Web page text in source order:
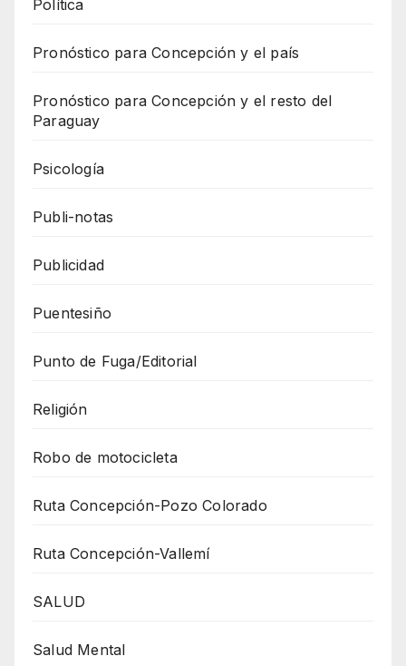
Política
Pronóstico para Concepción y el país
Pronóstico para Concepción y el resto del
Paraguay
Psicología
Publi-notas
Publicidad
Puentesiño
Punto de Fuga/Editorial
Religión
Robo de motocicleta
Ruta Concepción-Pozo Colorado
Ruta Concepción-Vallemí
SALUD
Salud Mental